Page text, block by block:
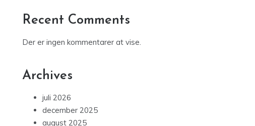
Recent Comments
Der er ingen kommentarer at vise.
Archives
juli 2026
december 2025
august 2025